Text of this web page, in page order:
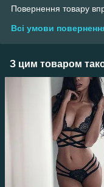
Повернення товару
Всі умови
З цим товаром